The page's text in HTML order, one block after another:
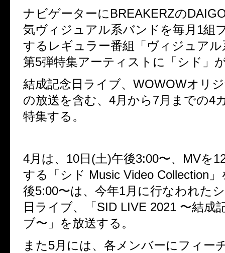
ナビゲーターにBREAKERZの
気ヴィジュアル系バンドを毎月1組
するレギュラー番組「ヴィジュアル
第5弾特集アーティストに「シド」
結成記念日ライブ、WOWOWオリ
の放送を含む、4月から7月までの4
特集する。
4月は、10日(土)午後3:00〜、MVを
する「シド Music Video Collection
後5:00〜は、今年1月に行なわれた
日ライブ、「SID LIVE 2021 〜結成
ブ〜」を放送する。
また5月には、各メンバーにフィー